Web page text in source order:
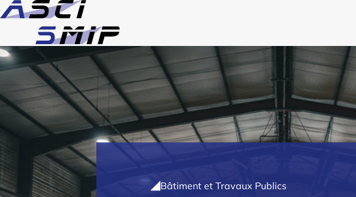
Bâtiment et Travaux Publics